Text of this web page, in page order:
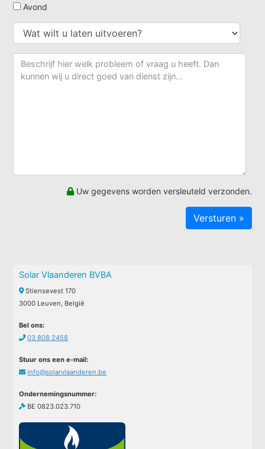
Avond
Uw gegevens worden versleuteld verzonden.
Solar Vlaanderen BVBA
Stiensevest 170
3000 Leuven, België
Bel ons:
03 808 2458
Stuur ons een e-mail:
info@solarvlaanderen.be
Ondernemingsnummer:
BE 0823.023.710